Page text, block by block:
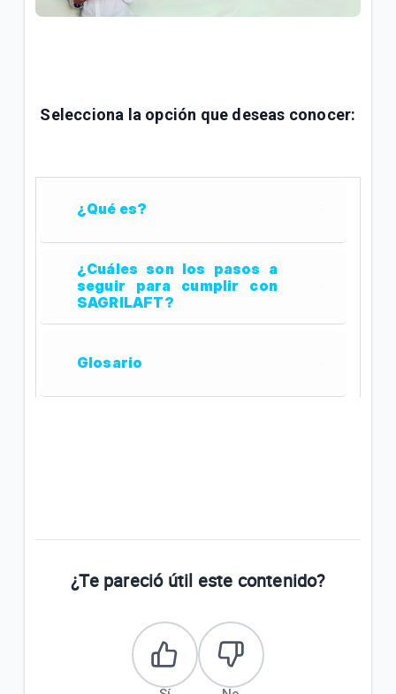
General
Selecciona la opción que deseas conocer:
¿Qué es?
¿Cuáles son los pasos a
seguir para cumplir con
SAGRILAFT?
Glosario
¿Te pareció útil este contenido?